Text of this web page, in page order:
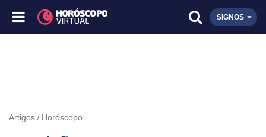
SIGNOS
Artigos Horóscopo